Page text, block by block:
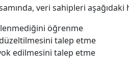
veri sahipleri aşağıdaki
öğrenme
talep etme
edilmesini talep etme